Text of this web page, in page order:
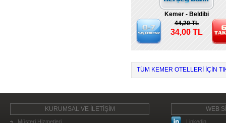
Kemer - Beldibi
44,20 TL
34,00 TL
TÜM KEMER OTELLERI IÇIN
KURUMSAL VE İLETİŞİM
Müşteri Hizmetleri
WEB
Linkedin